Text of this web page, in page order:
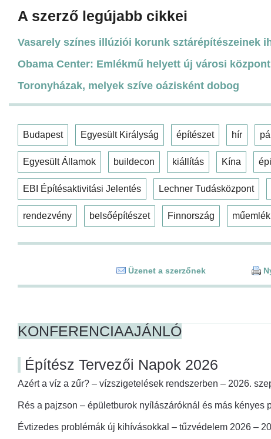
A szerző legújabb cikkei
Vasarely színes illúziói korunk sztárépítészeinek
Obama Center: Emlékmű helyett új városi központ
Toronyházak, melyek szíve oázisként dobog
Budapest Egyesült Királyság építészet hír
Egyesült Államok buildecon kiállítás Kína
EBI Építésaktivitási Jelentés Lechner Tudásközpont
rendezvény belsőépítészet Finnország műemlék
Üzenet a szerzőnek
KONFERENCIAAJÁNLÓ
Építész Tervezői Napok 2026
Azért a víz a zűr? – vízszigetelések rendszerben – 2026.
Rés a pajzson – épületburok nyílászáróknál és más kényes
Évtizedes problémák új kihívásokkal – tűzvédelem 2026 –